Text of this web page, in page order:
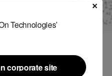
Technologies’
corporate site